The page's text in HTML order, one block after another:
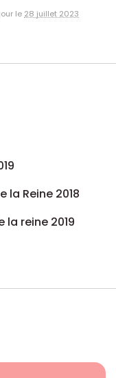
la Reine 2018
reine 2019
le 28 juillet 2023